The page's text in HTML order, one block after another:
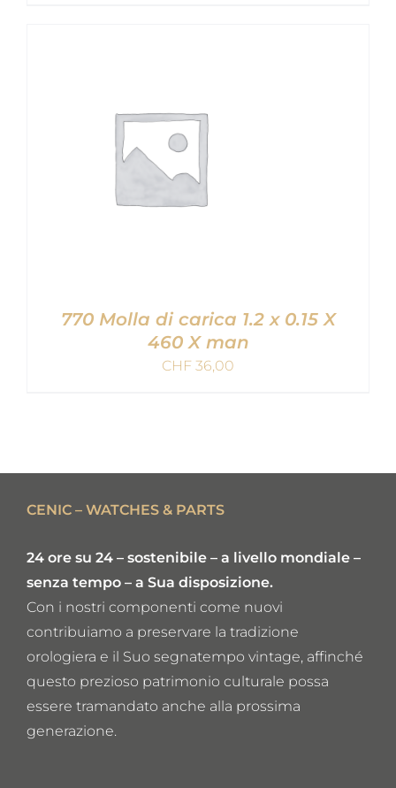
770 Molla di carica 1.2 x 0.15 X
460 X man
CHF 36,00
CENIC – WATCHES & PARTS
24 ore su 24 – sostenibile – a livello mondiale –
senza tempo – a Sua disposizione.
Con i nostri componenti come nuovi
contribuiamo a preservare la tradizione
orologiera e il Suo segnatempo vintage, affinché
questo prezioso patrimonio culturale possa
essere tramandato anche alla prossima
generazione.